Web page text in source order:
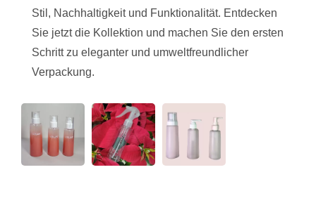
Stil, Nachhaltigkeit und Funktionalität. Entdecken
Sie jetzt die Kollektion und machen Sie den ersten
Schritt zu eleganter und umweltfreundlicher
Verpackung.